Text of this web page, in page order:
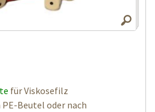
für Viskosefilz
PE-Beutel oder nach